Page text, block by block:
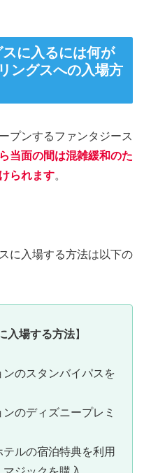
に入るには何が
ングスへの入場方
プンするファンタジース
当面の間は混雑緩和のた
られます。
に入場する方法は以下の
入場する方法】
のスタンバイパスを
のディズニープレミ
ルの宿泊特典を利用